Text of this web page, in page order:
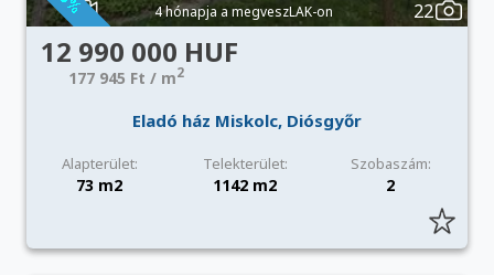
4 hónapja a megveszLAK-on 22
12 990 000 HUF
177 945 Ft / m2
Eladó ház Miskolc, Diósgyőr
Alapterület: Telekterület: Szobaszám:
73 m2 1142 m2 2